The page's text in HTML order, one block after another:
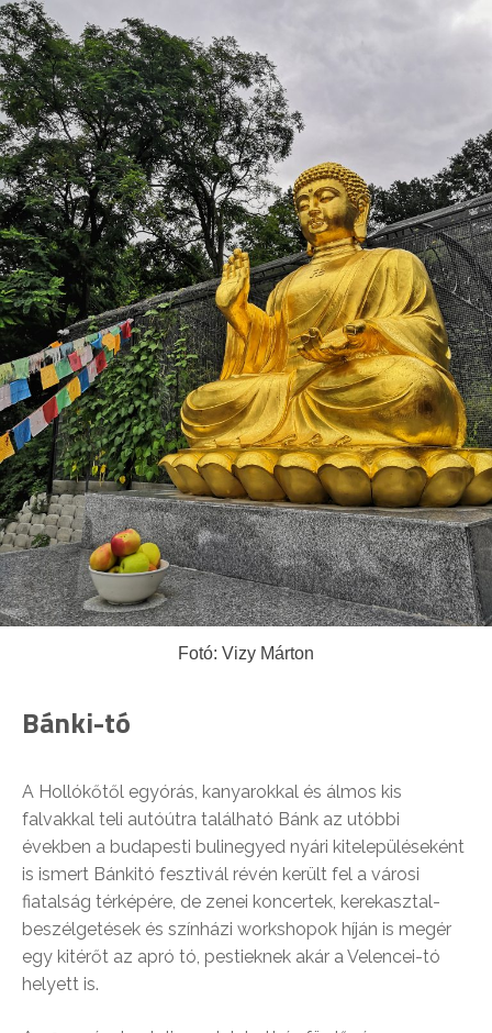
Fotó: Vizy Márton
Bánki-tó
A Hollókőtől egyórás, kanyarokkal és álmos kis
falvakkal teli autóútra található Bánk az utóbbi
években a budapesti bulinegyed nyári kitelepüléseként
is ismert Bánkitó fesztivál révén került fel a városi
fiatalság térképére, de zenei koncertek, kerekasztal-
beszélgetések és színházi workshopok híján is megér
egy kitérőt az apró tó, pestieknek akár a Velencei-tó
helyett is.